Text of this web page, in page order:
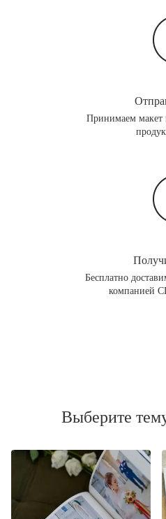
Принимаем макет
Бесплатно
компанией
Выберите